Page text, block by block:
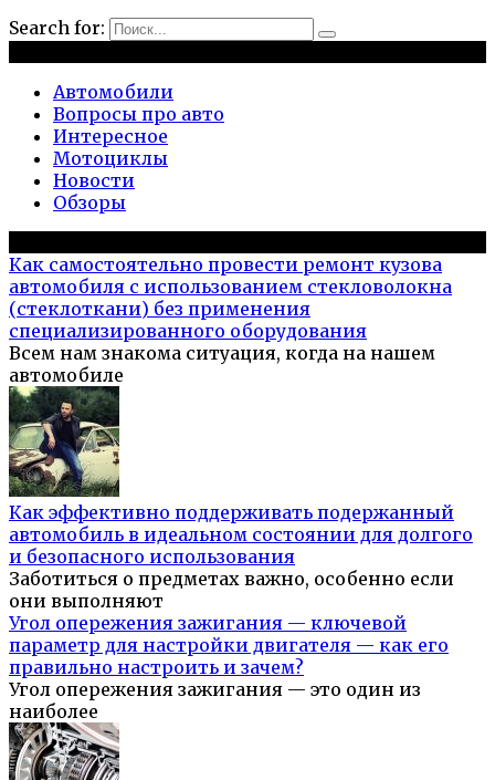
Search for:
Автомобили
Вопросы про авто
Интересное
Мотоциклы
Новости
Обзоры
Как самостоятельно провести ремонт кузова
автомобиля с использованием стекловолокна
(стеклоткани) без применения
специализированного оборудования
Всем нам знакома ситуация, когда на нашем
автомобиле
Как эффективно поддерживать подержанный
автомобиль в идеальном состоянии для долгого
и безопасного использования
Заботиться о предметах важно, особенно если
они выполняют
Угол опережения зажигания — ключевой
параметр для настройки двигателя — как его
правильно настроить и зачем?
Угол опережения зажигания — это один из
наиболее